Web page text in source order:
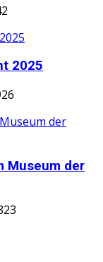
2025
Museum der